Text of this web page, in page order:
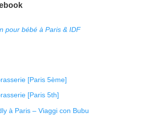
pour bébé à Paris & IDF
[Paris 5ème]
[Paris 5th]
à Paris – Viaggi con Bubu